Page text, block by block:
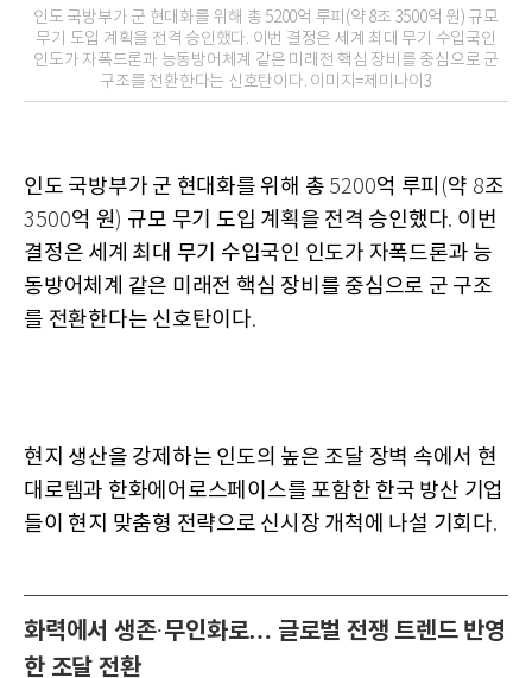
인도 국방부가 군 현대화를 위해 총 5200억 루피(약 8조 3500억 원) 규모
무기 도입 계획을 전격 승인했다. 이번 결정은 세계 최대 무기 수입국인
인도가 자폭드론과 능동방어체계 같은 미래전 핵심 장비를 중심으로 군
구조를 전환한다는 신호탄이다. 이미지=제미나이3
인도 국방부가 군 현대화를 위해 총 5200억 루피 (약 8조
3500억 원) 규모 무기 도입 계획을 전격 승인했다. 이번
결정은 세계 최대 무기 수입국인 인도가 자폭드론과 능
동방어체계 같은 미래전 핵심 장비를 중심으로 군 구조
를 전환한다는 신호탄이다.
현지 생산을 강제하는 인도의 높은 조달 장벽 속에서 현
대로템과 한화에어로스페이스를 포함한 한국 방산 기업
들이 현지 맞춤형 전략으로 신시장 개척에 나설 기회다.
화력에서 생존·무인화로… 글로벌 전쟁 트렌드 반영
한 조달 전환